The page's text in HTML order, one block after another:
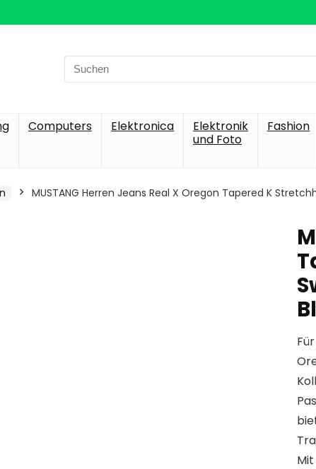
Search
for:
Computers Elektronica
Elektronik
und Foto
Fashion
MUSTANG Herren Jeans Real X Oregon Tapered K